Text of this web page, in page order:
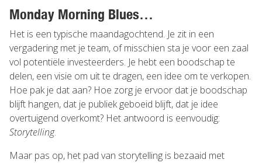
Monday Morning Blues…
Het is een typische maandagochtend. Je zit in een
vergadering met je team, of misschien sta je voor een zaal
vol potentiële investeerders. Je hebt een boodschap te
delen, een visie om uit te dragen, een idee om te verkopen.
Hoe pak je dat aan? Hoe zorg je ervoor dat je boodschap
blijft hangen, dat je publiek geboeid blijft, dat je idee
overtuigend overkomt? Het antwoord is eenvoudig:
Storytelling.
Maar pas op, het pad van storytelling is bezaaid met